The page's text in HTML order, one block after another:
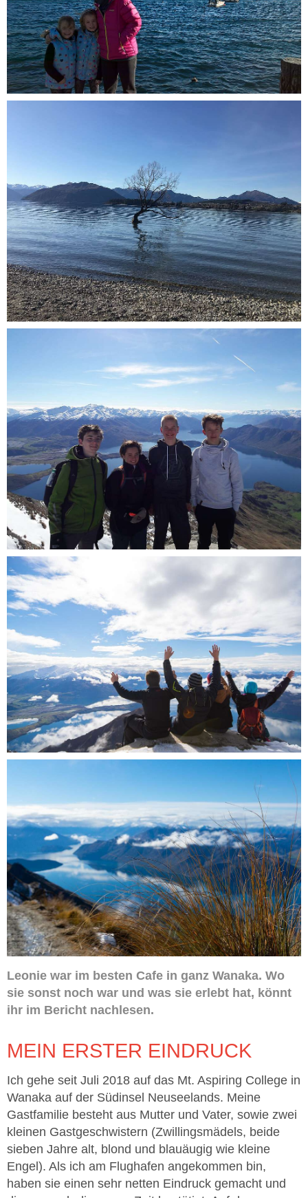
Leonie war im besten Cafe in ganz Wanaka. Wo
sie sonst noch war und was sie erlebt hat, könnt
ihr im Bericht nachlesen.
MEIN ERSTER EINDRUCK
Ich gehe seit Juli 2018 auf das Mt. Aspiring College in
Wanaka auf der Südinsel Neuseelands. Meine
Gastfamilie besteht aus Mutter und Vater, sowie zwei
kleinen Gastgeschwistern (Zwillingsmädels, beide
sieben Jahre alt, blond und blauäugig wie kleine
Engel). Als ich am Flughafen angekommen bin,
haben sie einen sehr netten Eindruck gemacht und